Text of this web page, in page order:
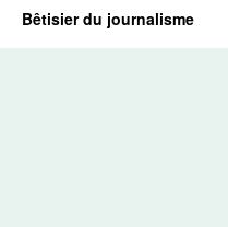
Bêtisier du journalisme